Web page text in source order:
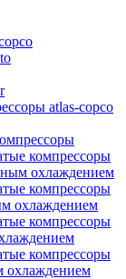
atlas-copco
компрессоры
охлаждением
компрессоры
охлаждением
компрессоры
компрессоры
охлаждением